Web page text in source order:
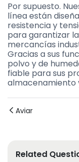
Por supuesto.
línea están
resistencia y
para garantizar
mercancías
Gracias a sus
polvo y de
fiable para sus
almacenamiento
Aviar
Related